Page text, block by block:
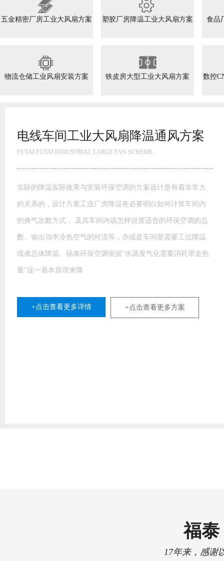
五金精密厂房工业大风扇方案 塑胶厂房降温工业大风扇方案 食品
物流仓储工业风扇安装方案 铁皮房大型工业大风扇方案 数控
电线车间工业大风扇降温通风方案
FUTAI FUTAI INDUSTRIAL LARGE FAN SCHEME
实际的降温实际效果与安裝环保空调的方案设计是有着非常大
的关系的，设计方案工业厂房降温务必要明白如何计算车间内
的换气次数方式， 及其车间内该怎样设置适合的环保空调的总
数、输出功率冷热空气的对流等，亦或是车间是需要工位降温
或者总体降温。福泰环保空调依据“水蒸发气化需要消耗带走热
量”这一基本原理来降
+点击查看更多详情 +点击查看更多方案
福泰
17年来，感谢